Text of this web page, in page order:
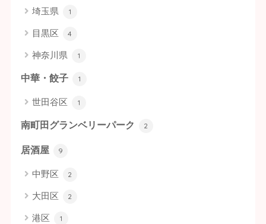
埼玉県 1
目黒区 4
神奈川県 1
中華・餃子 1
世田谷区 1
南町田グランベリーパーク 2
居酒屋 9
中野区 2
大田区 2
港区 1